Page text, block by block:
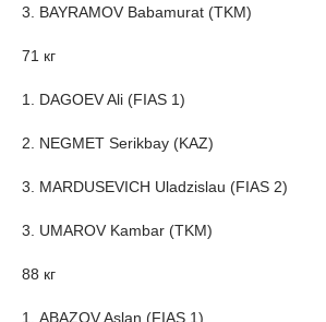
3. BAYRAMOV Babamurat (TKM)
71 кг
1. DAGOEV Ali (FIAS 1)
2. NEGMET Serikbay (KAZ)
3. MARDUSEVICH Uladzislau (FIAS 2)
3. UMAROV Kambar (TKM)
88 кг
1. ABAZOV Aslan (FIAS 1)